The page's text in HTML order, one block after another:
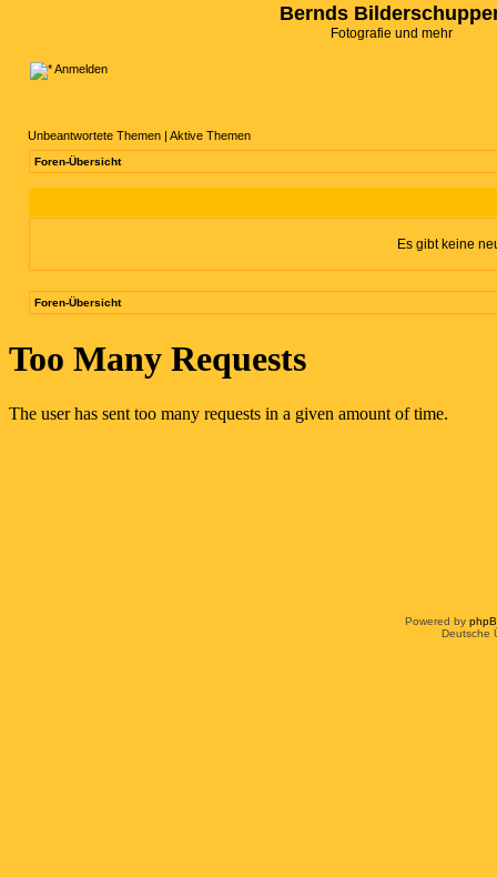
Bernds
Fotografie und mehr
Anmelden
Unbeantwortete Themen | Aktive Themen
Foren-Übersicht
Es gibt keine
Foren-Übersicht
Powered by
Deutsche